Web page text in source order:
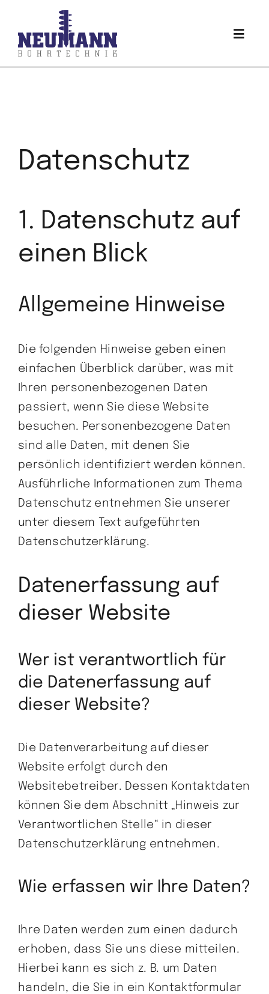
content
Messstellenbau
Erdwärmebohrung
Kontakt
Datenschutz
1. Datenschutz auf
einen Blick
Allgemeine Hinweise
Die folgenden Hinweise geben einen
einfachen Überblick darüber, was mit
Ihren personenbezogenen Daten
passiert, wenn Sie diese Website
besuchen. Personenbezogene Daten
sind alle Daten, mit denen Sie
persönlich identifiziert werden können.
Ausführliche Informationen zum Thema
Datenschutz entnehmen Sie unserer
unter diesem Text aufgeführten
Datenschutzerklärung.
Datenerfassung auf
dieser Website
Wer ist verantwortlich für
die Datenerfassung auf
dieser Website?
Die Datenverarbeitung auf dieser
Website erfolgt durch den
Websitebetreiber. Dessen Kontaktdaten
können Sie dem Abschnitt „Hinweis zur
Verantwortlichen Stelle“ in dieser
Datenschutzerklärung entnehmen.
Wie erfassen wir Ihre Daten?
Ihre Daten werden zum einen dadurch
erhoben, dass Sie uns diese mitteilen.
Hierbei kann es sich z. B. um Daten
handeln, die Sie in ein Kontaktformular